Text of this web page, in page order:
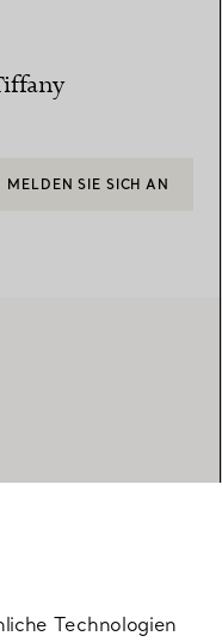
MELDEN SIE SICH AN
Technologien